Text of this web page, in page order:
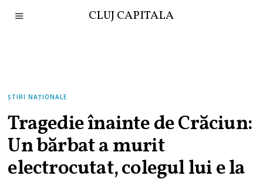
CLUJ CAPITALA
ȘTIRI NAȚIONALE
Tragedie înainte de Crăciun:
Un bărbat a murit
electrocutat, colegul lui e la